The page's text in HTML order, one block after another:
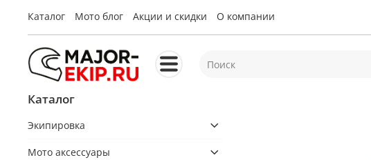
Каталог Мото блог Акции и скидки О компании
Каталог
Экипировка
Мото аксессуары